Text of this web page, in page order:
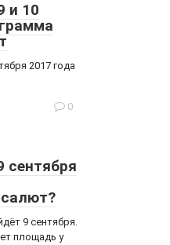
и 10
2017 года
0
сентября
салют?
9 сентября.
площадь у